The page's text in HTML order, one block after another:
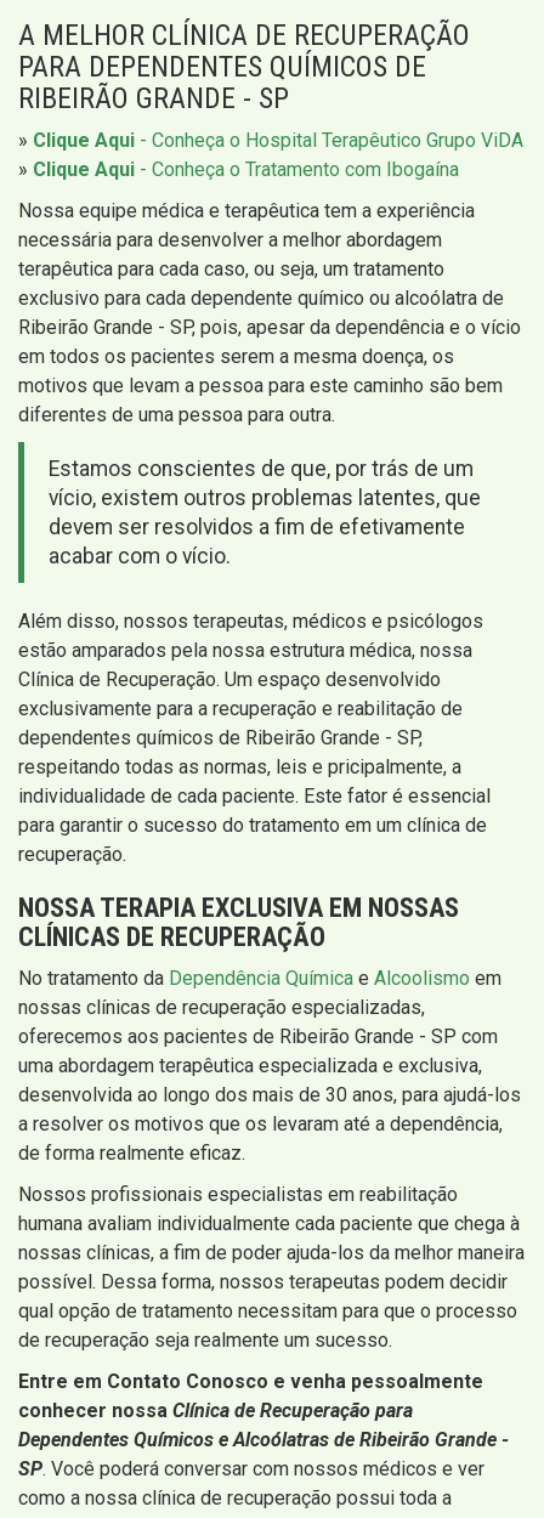
A MELHOR CLÍNICA DE RECUPERAÇÃO
PARA DEPENDENTES QUÍMICOS DE
RIBEIRÃO GRANDE - SP
» Clique Aqui - Conheça o Hospital Terapêutico Grupo ViDA
» Clique Aqui - Conheça o Tratamento com Ibogaína
Nossa equipe médica e terapêutica tem a experiência
necessária para desenvolver a melhor abordagem
terapêutica para cada caso, ou seja, um tratamento
exclusivo para cada dependente químico ou alcoólatra de
Ribeirão Grande - SP, pois, apesar da dependência e o vício
em todos os pacientes serem a mesma doença, os
motivos que levam a pessoa para este caminho são bem
diferentes de uma pessoa para outra.
Estamos conscientes de que, por trás de um
vício, existem outros problemas latentes, que
devem ser resolvidos a fim de efetivamente
acabar com o vício.
Além disso, nossos terapeutas, médicos e psicólogos
estão amparados pela nossa estrutura médica, nossa
Clínica de Recuperação. Um espaço desenvolvido
exclusivamente para a recuperação e reabilitação de
dependentes químicos de Ribeirão Grande - SP,
respeitando todas as normas, leis e pricipalmente, a
individualidade de cada paciente. Este fator é essencial
para garantir o sucesso do tratamento em um clínica de
recuperação.
NOSSA TERAPIA EXCLUSIVA EM NOSSAS
CLÍNICAS DE RECUPERAÇÃO
No tratamento da Dependência Química e Alcoolismo em
nossas clínicas de recuperação especializadas,
oferecemos aos pacientes de Ribeirão Grande - SP com
uma abordagem terapêutica especializada e exclusiva,
desenvolvida ao longo dos mais de 30 anos, para ajudá-los
a resolver os motivos que os levaram até a dependência,
de forma realmente eficaz.
Nossos profissionais especialistas em reabilitação
humana avaliam individualmente cada paciente que chega à
nossas clínicas, a fim de poder ajuda-los da melhor maneira
possível. Dessa forma, nossos terapeutas podem decidir
qual opção de tratamento necessitam para que o processo
de recuperação seja realmente um sucesso.
Entre em Contato Conosco e venha pessoalmente
conhecer nossa Clínica de Recuperação para
Dependentes Químicos e Alcoólatras de Ribeirão Grande -
SP. Você poderá conversar com nossos médicos e ver
como a nossa clínica de recuperação possui toda a